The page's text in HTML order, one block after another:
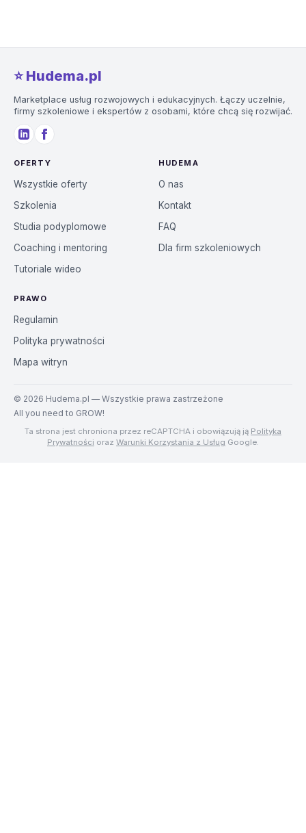
⭐️ Hudema.pl
Marketplace usług rozwojowych i edukacyjnych. Łączy uczelnie,
firmy szkoleniowe i ekspertów z osobami, które chcą się rozwijać.
OFERTY
Wszystkie oferty
Szkolenia
Studia podyplomowe
Coaching i mentoring
Tutoriale wideo
HUDEMA
O nas
Kontakt
FAQ
Dla firm szkoleniowych
PRAWO
Regulamin
Polityka prywatności
Mapa witryn
© 2026 Hudema.pl — Wszystkie prawa zastrzeżone
All you need to GROW!
Ta strona jest chroniona przez reCAPTCHA i obowiązują ją Polityka
Prywatności oraz Warunki Korzystania z Usług Google.